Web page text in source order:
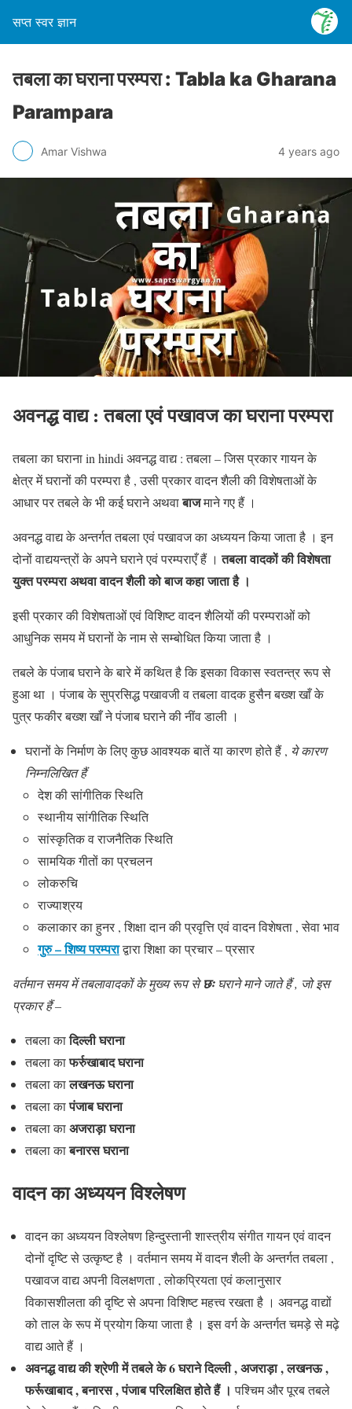
सप्त स्वर ज्ञान
तबला का घराना परम्परा : Tabla ka Gharana
Parampara
Amar Vishwa 4 years ago
अवनद्ध वाद्य : तबला एवं पखावज का घराना परम्परा
तबला का घराना in hindi अवनद्ध वाद्य : तबला – जिस प्रकार गायन के
क्षेत्र में घरानों की परम्परा है , उसी प्रकार वादन शैली की विशेषताओं के
आधार पर तबले के भी कई घराने अथवाबाजमाने गए हैं ।
अवनद्ध वाद्य के अन्तर्गत तबला एवं पखावज का अध्ययन किया जाता है । इन
दोनों वाद्ययन्त्रों के अपने घराने एवं परम्पराएँ हैं ।तबला वादकों की विशेषता
युक्त परम्परा अथवा वादन शैली कोबाजकहा जाता है ।
इसी प्रकार की विशेषताओं एवं विशिष्ट वादन शैलियों की परम्पराओं को
आधुनिक समय में घरानों के नाम से सम्बोधित किया जाता है ।
तबले के पंजाब घराने के बारे में कथित है कि इसका विकास स्वतन्त्र रूप से
हुआ था । पंजाब के सुप्रसिद्ध पखावजी व तबला वादक हुसैन बख्श खाँ के
पुत्र फकीर बख्श खाँ ने पंजाब घराने की नींव डाली ।
घरानों के निर्माण के लिए कुछ आवश्यक बातें या कारण होते हैं , ये कारण
निम्नलिखित हैं
देश की सांगीतिक स्थिति
स्थानीय सांगीतिक स्थिति
सांस्कृतिक व राजनैतिक स्थिति
सामयिक गीतों का प्रचलन
लोकरुचि
राज्याश्रय
कलाकार का हुनर , शिक्षा दान की प्रवृत्ति एवं वादन विशेषता , सेवा भाव
गुरु – शिष्य परम्पराद्वारा शिक्षा का प्रचार – प्रसार
वर्तमान समय में तबलावादकों के मुख्य रूप सेछःघराने माने जाते हैं , जो इस
प्रकार हैं –
तबला कादिल्ली घराना
तबला काफर्रुखाबाद घराना
तबला कालखनऊ घराना
तबला कापंजाब घराना
तबला काअजराड़ा घराना
तबला काबनारसघराना
वादन का अध्ययन विश्लेषण
वादन का अध्ययन विश्लेषण हिन्दुस्तानी शास्त्रीय संगीत गायन एवं वादन
दोनों दृष्टि से उत्कृष्ट है । वर्तमान समय में वादन शैली के अन्तर्गत तबला ,
पखावज वाद्य अपनी विलक्षणता , लोकप्रियता एवं कलानुसार
विकासशीलता की दृष्टि से अपना विशिष्ट महत्त्व रखता है । अवनद्ध वाद्यों
को ताल के रूप में प्रयोग किया जाता है । इस वर्ग के अन्तर्गत चमड़े से मढ़े
वाद्य आते हैं ।
अवनद्ध वाद्य की श्रेणी में तबले के 6 घराने दिल्ली , अजराड़ा , लखनऊ ,
फर्रूखाबाद , बनारस , पंजाब परिलक्षित होते हैं ।पश्चिम और पूरब तबले